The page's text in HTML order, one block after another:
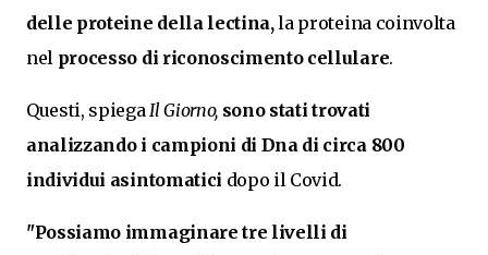
delle proteine della lectina,la proteina coinvolta
nel processo di riconoscimento cellulare.
Questi, spiegaIl Giorno, sono stati trovati
analizzando i campioni di Dna di circa 800
individui asintomatici dopo il Covid.
"Possiamo immaginare tre livelli di